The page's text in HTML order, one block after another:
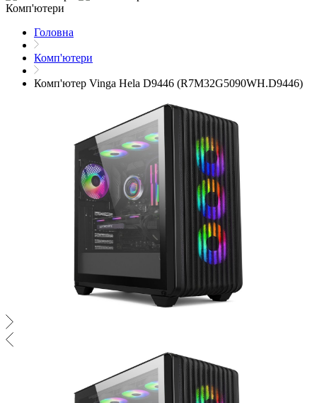
Комп'ютери
Головна
Комп'ютери
Комп'ютер Vinga Hela D9446 (R7M32G5090WH.D9446)